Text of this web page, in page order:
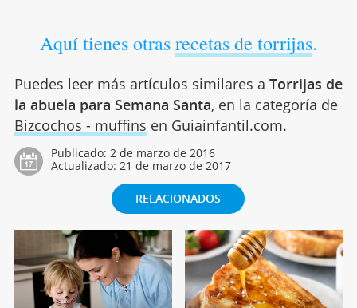
Aquí tienes otrasrecetas de torrijas.
Puedes leer más artículos similares a Torrijas de
la abuela para Semana Santa, en la categoría de
Bizcochos - muffins en Guiainfantil.com.
Publicado: 2 de marzo de 2016
Actualizado: 21 de marzo de 2017
RELACIONADOS